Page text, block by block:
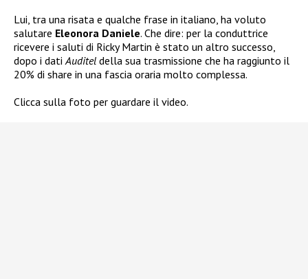
Lui, tra una risata e qualche frase in italiano, ha voluto
salutare Eleonora Daniele. Che dire: per la conduttrice
ricevere i saluti di Ricky Martin è stato un altro successo,
dopo i datiAuditel della sua trasmissione che ha raggiunto il
20% di share in una fascia oraria molto complessa.
Clicca sulla foto per guardare il video.